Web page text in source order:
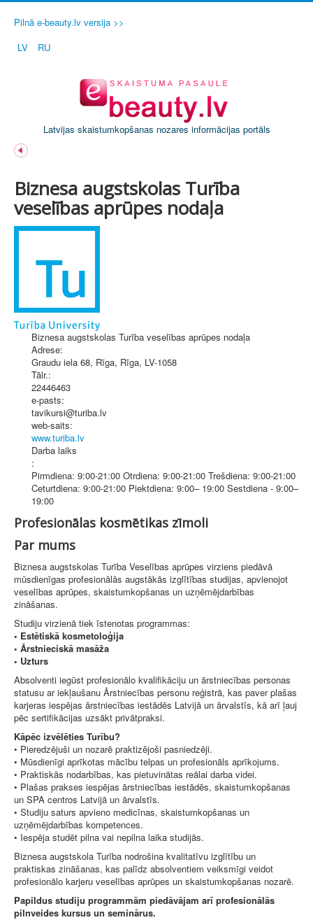
Pilnā e-beauty.lv versija >>
LV
RU
Latvijas skaistumkopšanas nozares informācijas portāls
Biznesa augstskolas Turība
veselības aprūpes nodaļa
Biznesa augstskolas Turība veselības aprūpes nodaļa
Adrese:
Graudu iela 68, Rīga, Rīga, LV-1058
Tālr.:
22446463
e-pasts:
tavikursi@turiba.lv
web-saits:
www.turiba.lv
Darba laiks
:
Pirmdiena: 9:00-21:00 Otrdiena: 9:00-21:00 Trešdiena: 9:00-21:00
Ceturtdiena: 9:00-21:00 Piektdiena: 9:00– 19:00 Sestdiena - 9:00–
19:00
Profesionālas kosmētikas zīmoli
Par mums
Biznesa augstskolas Turība Veselības aprūpes virziens piedāvā
mūsdienīgas profesionālās augstākās izglītības studijas, apvienojot
veselības aprūpes, skaistumkopšanas un uzņēmējdarbības
zināšanas.
Studiju virzienā tiek īstenotas programmas:
• Estētiskā kosmetoloģija
• Ārstnieciskā masāža
• Uzturs
Absolventi iegūst profesionālo kvalifikāciju un ārstniecības personas
statusu ar iekļaušanu Ārstniecības personu reģistrā, kas paver plašas
karjeras iespējas ārstniecības iestādēs Latvijā un ārvalstīs, kā arī ļauj
pēc sertifikācijas uzsākt privātpraksi.
Kāpēc izvēlēties Turību?
• Pieredzējuši un nozarē praktizējoši pasniedzēji.
• Mūsdienīgi aprīkotas mācību telpas un profesionāls aprīkojums.
• Praktiskās nodarbības, kas pietuvinātas reālai darba videi.
• Plašas prakses iespējas ārstniecības iestādēs, skaistumkopšanas
un SPA centros Latvijā un ārvalstīs.
• Studiju saturs apvieno medicīnas, skaistumkopšanas un
uzņēmējdarbības kompetences.
• Iespēja studēt pilna vai nepilna laika studijās.
Biznesa augstskola Turība nodrošina kvalitatīvu izglītību un
praktiskas zināšanas, kas palīdz absolventiem veiksmīgi veidot
profesionālo karjeru veselības aprūpes un skaistumkopšanas nozarē.
Papildus studiju programmām piedāvājam arī profesionālās
pilnveides kursus un seminārus.